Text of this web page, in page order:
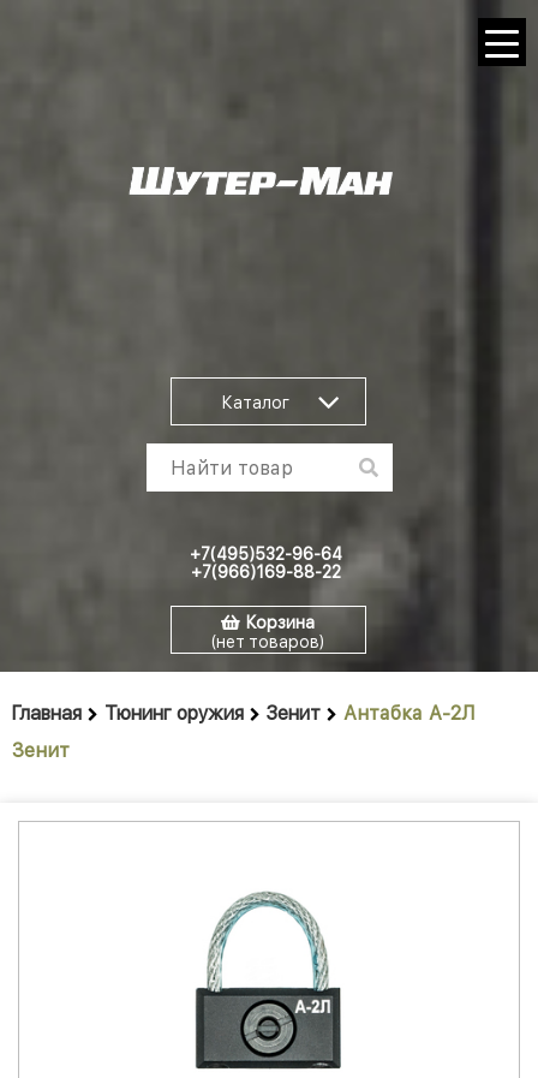
Каталог
+7(495)532-96-64
+7(966)169-88-22
Корзина
(нет товаров)
Главная Тюнинг оружия Зенит
Антабка А-2Л
Зенит